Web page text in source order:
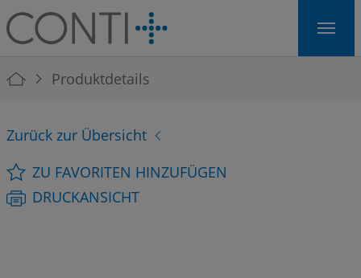
Skip to main navigation
Skip to main content
Skip to page footer
You are here:
Produktdetails
Zurück zur Übersicht
ZU FAVORITEN HINZUFÜGEN
DRUCKANSICHT